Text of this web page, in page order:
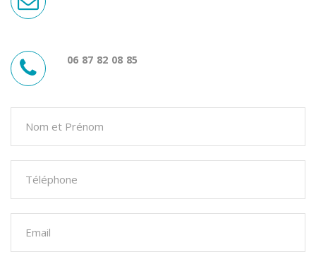
06 87 82 08 85